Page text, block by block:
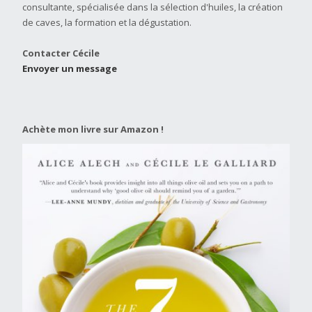
consultante, spécialisée dans la sélection d'huiles, la création
de caves, la formation et la dégustation.
Contacter Cécile
Envoyer un message
Achète mon livre sur Amazon !